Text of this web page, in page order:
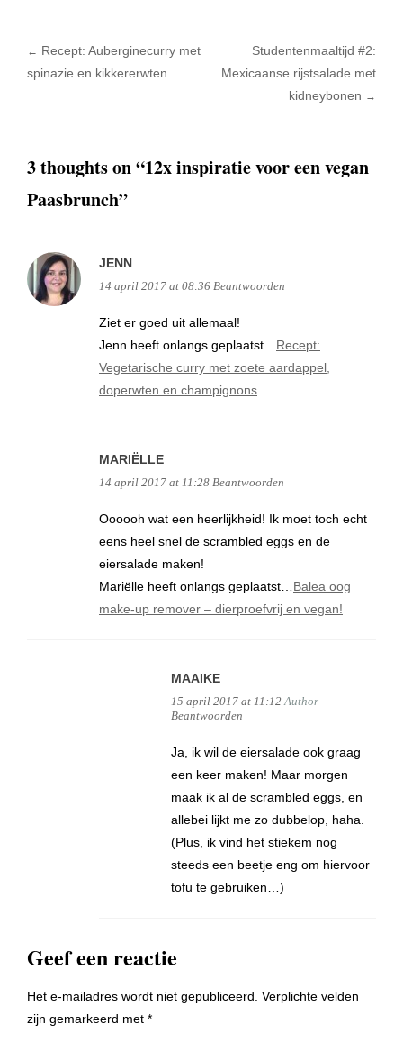
Post navigation
← Recept: Auberginecurry met
spinazie en kikkererwten
Studentenmaaltijd #2:
Mexicaanse rijstsalade met
kidneybonen →
3 thoughts on “12x inspiratie voor een vegan
Paasbrunch”
JENN
14 april 2017 at 08:36 Beantwoorden
Ziet er goed uit allemaal!
Jenn heeft onlangs geplaatst… Recept:
Vegetarische curry met zoete aardappel,
doperwten en champignons
MARIËLLE
14 april 2017 at 11:28 Beantwoorden
Oooooh wat een heerlijkheid! Ik moet toch echt
eens heel snel de scrambled eggs en de
eiersalade maken!
Mariëlle heeft onlangs geplaatst… Balea oog
make-up remover – dierproefvrij en vegan!
MAAIKE
15 april 2017 at 11:12 Author
Beantwoorden
Ja, ik wil de eiersalade ook graag
een keer maken! Maar morgen
maak ik al de scrambled eggs, en
allebei lijkt me zo dubbelop, haha.
(Plus, ik vind het stiekem nog
steeds een beetje eng om hiervoor
tofu te gebruiken…)
Geef een reactie
Het e-mailadres wordt niet gepubliceerd. Verplichte velden
zijn gemarkeerd met *